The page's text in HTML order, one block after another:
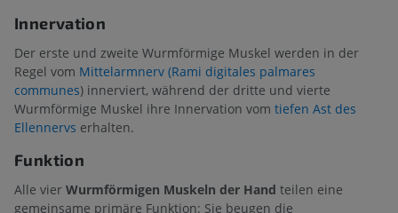
Innervation
Der erste und zweite Wurmförmige Muskel werden in der
Regel vom Mittelarmnerv (Rami digitales palmares
communes) innerviert, während der dritte und vierte
Wurmförmige Muskel ihre Innervation vom tiefen Ast des
Ellennervs erhalten.
Funktion
Alle vier Wurmförmigen Muskeln der Hand teilen eine
gemeinsame primäre Funktion: Sie beugen die